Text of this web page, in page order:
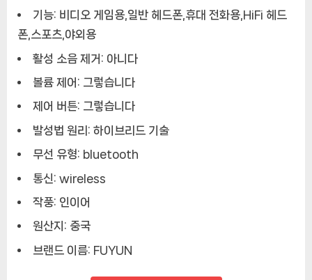
기능: 비디오 게임용,일반 헤드폰,휴대 전화용,HiFi 헤드
폰,스포츠,야외용
활성 소음 제거: 아니다
볼륨 제어: 그렇습니다
제어 버튼: 그렇습니다
발성법 원리: 하이브리드 기술
무선 유형: bluetooth
통신: wireless
작풍: 인이어
원산지: 중국
브랜드 이름: FUYUN